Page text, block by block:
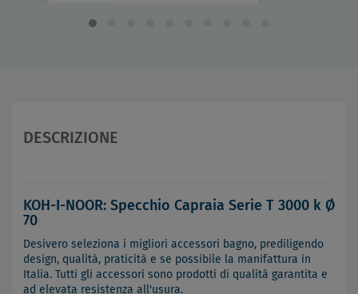
DESCRIZIONE
KOH-I-NOOR: Specchio Capraia Serie T 3000 k Ø
70
Desivero seleziona i migliori accessori bagno, prediligendo
design, qualità, praticità e se possibile la manifattura in
Italia. Tutti gli accessori sono prodotti di qualità garantita e
ad elevata resistenza all'usura.